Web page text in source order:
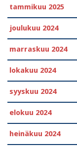
tammikuu 2025
joulukuu 2024
marraskuu 2024
lokakuu 2024
syyskuu 2024
elokuu 2024
heinäkuu 2024